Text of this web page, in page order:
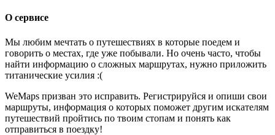
О сервисе
Мы любим мечтать о путешествиях в которые поедем и
говорить о местах, где уже побывали. Но очень часто, чтобы
найти информацию о сложных маршрутах, нужно приложить
титанические усилия :(
WeMaps призван это исправить. Регистрируйся и опиши свои
маршруты, информация о которых поможет другим искателям
путешествий пройтись по твоим стопам и понять как
отправиться в поездку!